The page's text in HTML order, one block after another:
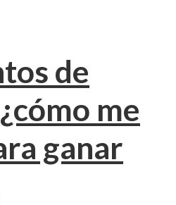
de
me
ganar